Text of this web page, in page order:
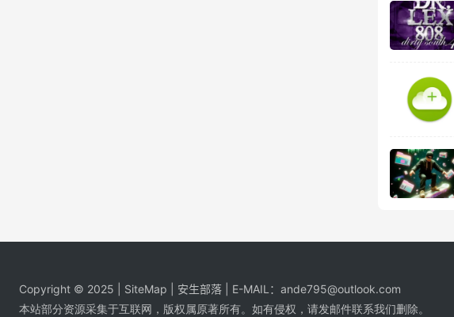
Copyright © 2025 | SiteMap | 安生部落 | E-MAIL： ande795@outlook.com
本站部分资源采集于互联网，版权属原著所有。如有侵权，请发邮件联系我们删除。